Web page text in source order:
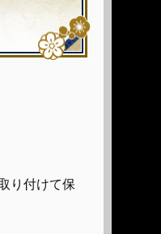
り付けて保